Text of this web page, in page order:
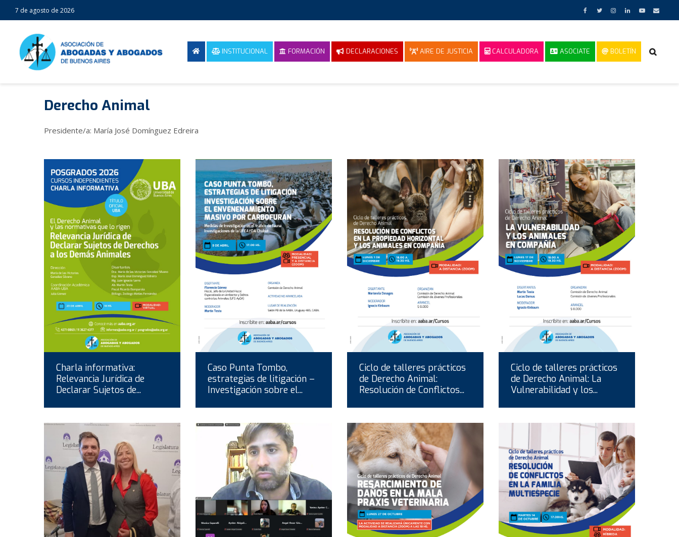
7 de agosto de 2026
INSTITUCIONAL FORMACIÓN DECLARACIONES AIRE DE JUSTICIA CALCULADORA ASOCIATE BOLETÍN
Derecho Animal
Presidente/a: María José Domínguez Edreira
Charla informativa:
Relevancia Jurídica de
Declarar Sujetos de...
Caso Punta Tombo,
estrategias de litigación –
Investigación sobre el...
Ciclo de talleres prácticos
de Derecho Animal:
Resolución de Conflictos...
Ciclo de talleres prácticos
de Derecho Animal: La
Vulnerabilidad y los...